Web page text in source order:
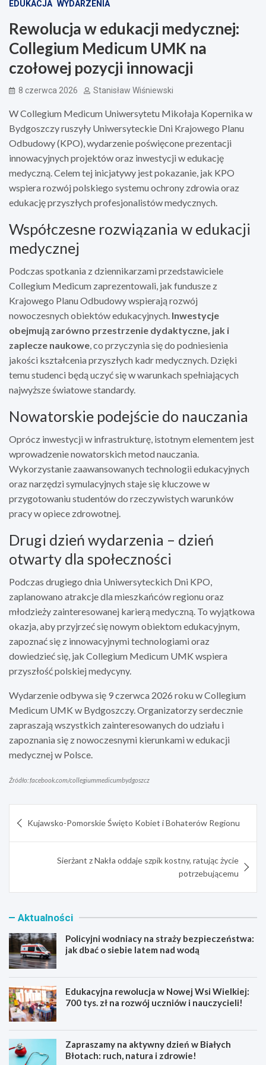
EDUKACJA WYDARZENIA
Rewolucja w edukacji medycznej:
Collegium Medicum UMK na
czołowej pozycji innowacji
8 czerwca 2026 Stanisław Wiśniewski
W Collegium Medicum Uniwersytetu Mikołaja Kopernika w
Bydgoszczy ruszyły Uniwersyteckie Dni Krajowego Planu
Odbudowy (KPO), wydarzenie poświęcone prezentacji
innowacyjnych projektów oraz inwestycji w edukację
medyczną. Celem tej inicjatywy jest pokazanie, jak KPO
wspiera rozwój polskiego systemu ochrony zdrowia oraz
edukację przyszłych profesjonalistów medycznych.
Współczesne rozwiązania w edukacji
medycznej
Podczas spotkania z dziennikarzami przedstawiciele
Collegium Medicum zaprezentowali, jak fundusze z
Krajowego Planu Odbudowy wspierają rozwój
nowoczesnych obiektów edukacyjnych. Inwestycje
obejmują zarówno przestrzenie dydaktyczne, jak i
zaplecze naukowe , co przyczynia się do podniesienia
jakości kształcenia przyszłych kadr medycznych. Dzięki
temu studenci będą uczyć się w warunkach spełniających
najwyższe światowe standardy.
Nowatorskie podejście do nauczania
Oprócz inwestycji w infrastrukturę, istotnym elementem jest
wprowadzenie nowatorskich metod nauczania.
Wykorzystanie zaawansowanych technologii edukacyjnych
oraz narzędzi symulacyjnych staje się kluczowe w
przygotowaniu studentów do rzeczywistych warunków
pracy w opiece zdrowotnej.
Drugi dzień wydarzenia – dzień
otwarty dla społeczności
Podczas drugiego dnia Uniwersyteckich Dni KPO,
zaplanowano atrakcje dla mieszkańców regionu oraz
młodzieży zainteresowanej karierą medyczną. To wyjątkowa
okazja, aby przyjrzeć się nowym obiektom edukacyjnym,
zapoznać się z innowacyjnymi technologiami oraz
dowiedzieć się, jak Collegium Medicum UMK wspiera
przyszłość polskiej medycyny.
Wydarzenie odbywa się 9 czerwca 2026 roku w Collegium
Medicum UMK w Bydgoszczy. Organizatorzy serdecznie
zapraszają wszystkich zainteresowanych do udziału i
zapoznania się z nowoczesnymi kierunkami w edukacji
medycznej w Polsce.
Źródło: facebook.com/collegiummedicumbydgoszcz
wpisu
Kujawsko-Pomorskie Święto Kobiet i Bohaterów Regionu
Sierżant z Nakła oddaje szpik kostny, ratując życie
potrzebującemu
Aktualności
Policyjni wodniacy na straży bezpieczeństwa:
jak dbać o siebie latem nad wodą
Edukacyjna rewolucja w Nowej Wsi Wielkiej:
700 tys. zł na rozwój uczniów i nauczycieli!
Zapraszamy na aktywny dzień w Białych
Błotach: ruch, natura i zdrowie!